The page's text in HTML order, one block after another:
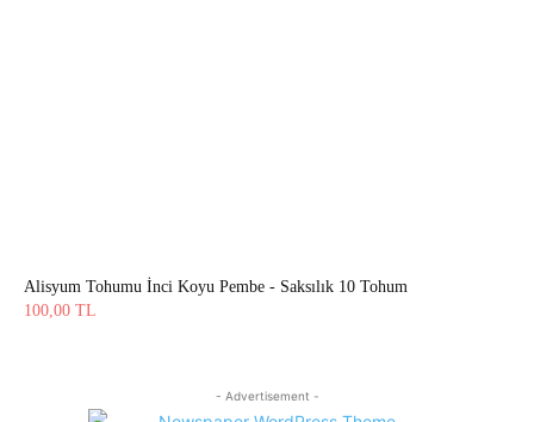
Alisyum Tohumu İnci Koyu Pembe - Saksılık 10 Tohum
100,00 TL
- Advertisement -